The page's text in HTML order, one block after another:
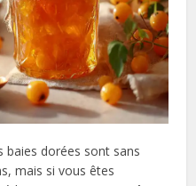
baies dorées sont sans
mais si vous êtes